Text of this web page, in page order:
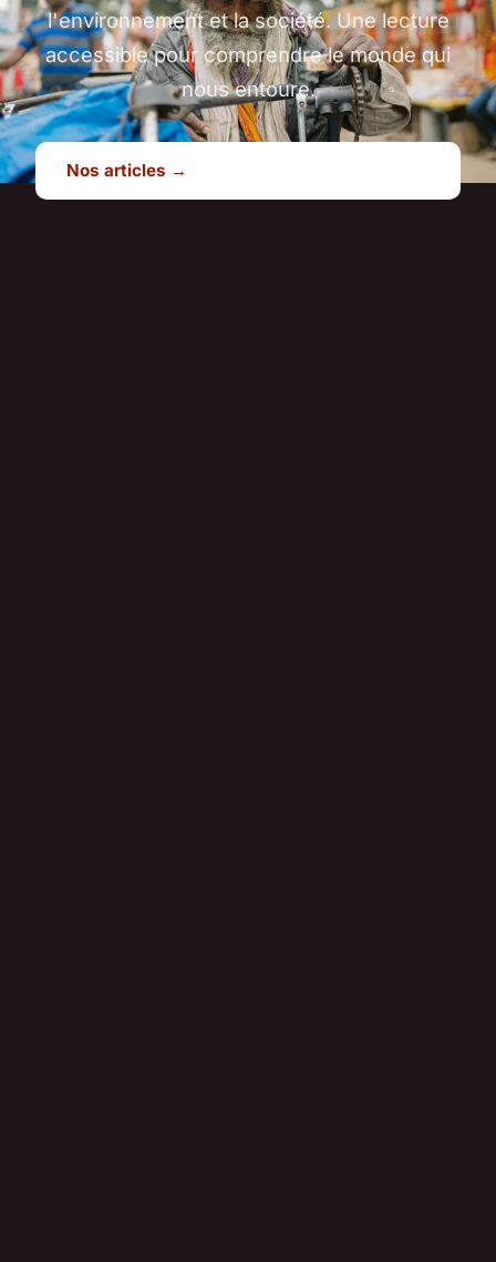
l'environnement et la société. Une lecture
accessible pour comprendre le monde qui
nous entoure.
Nos articles →